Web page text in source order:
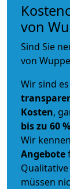
von
Sind Sie
von
Wir sind
Kosten,
bis zu 60
Wir
Angebote
müssen